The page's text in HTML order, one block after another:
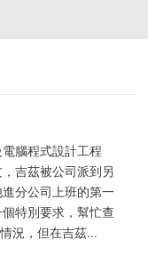
腦程式設計工程
吉茲被公司派到另
分公司上班的第一
特別要求，幫忙查
況，但在吉茲...